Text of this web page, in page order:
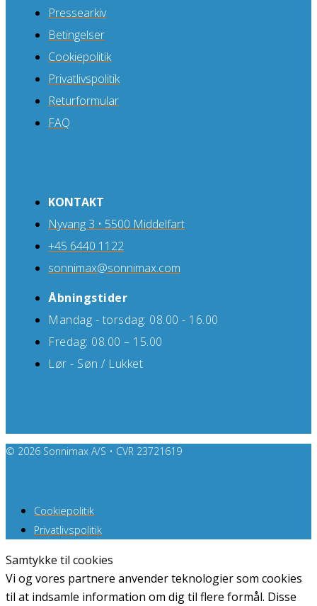
Pressearkiv
Betingelser
Cookiepolitik
Privatlivspolitik
Returformular
FAQ
KONTAKT
Nyvang 3 • 5500 Middelfart
+45 6440 1122
sonnimax@sonnimax.com
Åbningstider
Mandag - torsdag: 08.00 - 16.00
Fredag: 08.00 – 15.00
Lør - Søn / Lukket
© 2026 Sonnimax A/S • CVR 23721619
Cookiepolitik
Privatlivspolitik
Samtykke til cookies
Vi og vores partnere anvender teknologier som cookies
til at indsamle information om dig til flere formål. Disse